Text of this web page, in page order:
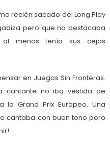
recién sacado del Long Play
pero que no destacaba
menos tenía sus cejas
en Juegos Sin Fronteras.
cantante no iba vestida de
Grand Prix Europeo. Una
cantaba con buen tono pero